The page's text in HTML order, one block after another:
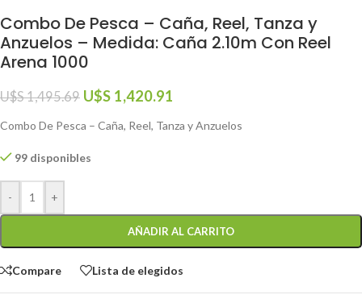
Combo De Pesca – Caña, Reel, Tanza y
Anzuelos – Medida: Caña 2.10m Con Reel
Arena 1000
U$S1,495.69 U$S 1,420.91
Combo De Pesca – Caña, Reel, Tanza y Anzuelos
99 disponibles
- +
AÑADIR AL CARRITO
Compare Lista de elegidos